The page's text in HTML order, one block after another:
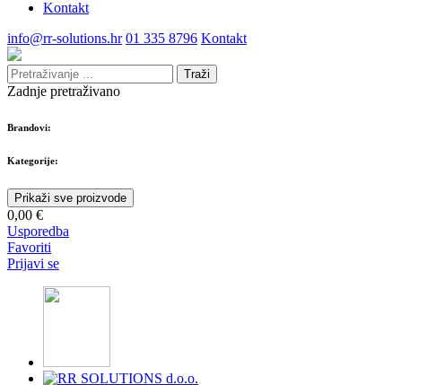
Kontakt
info@rr-solutions.hr 01 335 8796 Kontakt
Traži
Zadnje pretraživano
Brandovi:
Kategorije:
Prikaži sve proizvode
0,00 €
Usporedba
Favoriti
Prijavi se